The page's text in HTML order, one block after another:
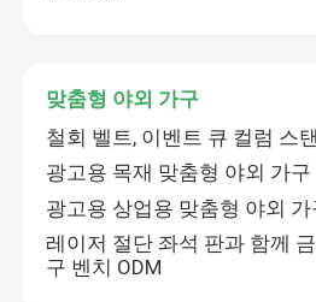
맞춤형 야외 가구
철회 벨트, 이벤트 큐 컬럼 스
광고용 목재 맞춤형 야외 가구
광고용 상업용 맞춤형 야외
레이저 절단 좌석 판과 함께
구 벤치 ODM